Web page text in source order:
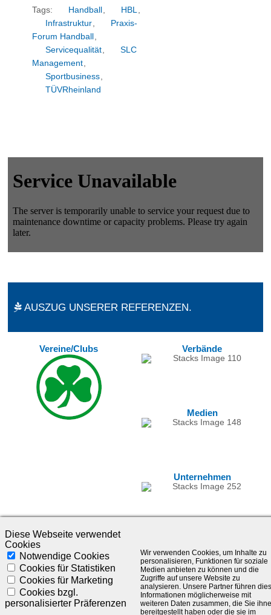
Tags: Handball , HBL,
Infrastruktur,
Praxis-
Forum Handball ,
Servicequalität,
SLC
Management,
Sportbusiness,
TÜVRheinland
AUSZUG UNSERER REFERENZEN.
Vereine/Clubs Verbände
Medien
Unternehmen
©1985-2025 - SLC Management GmbH |Impressum
Visionär. Kompetent. Leidenschaftlich.
Diese Webseite verwendet
Cookies
Notwendige Cookies
Cookies für Statistiken
Cookies für Marketing
Cookies bzgl.
personalisierter Präferenzen
Wir verwenden Cookies, um Inhalte zu
personalisieren, Funktionen für soziale
Medien anbieten zu können und die
Zugriffe auf unsere Website zu
analysieren. Unsere Partner führen
Informationen möglicherweise mit
weiteren Daten zusammen, die Sie
bereitgestellt haben oder die sie im